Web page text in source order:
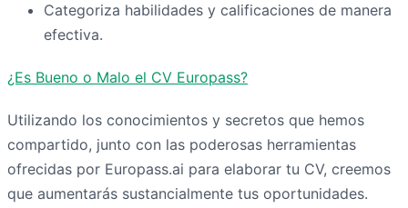
Categoriza habilidades y calificaciones de manera
efectiva.
¿Es Bueno o Malo el CV Europass?
Utilizando los conocimientos y secretos que hemos
compartido, junto con las poderosas herramientas
ofrecidas por Europass.ai para elaborar tu CV, creemos
que aumentarás sustancialmente tus oportunidades.